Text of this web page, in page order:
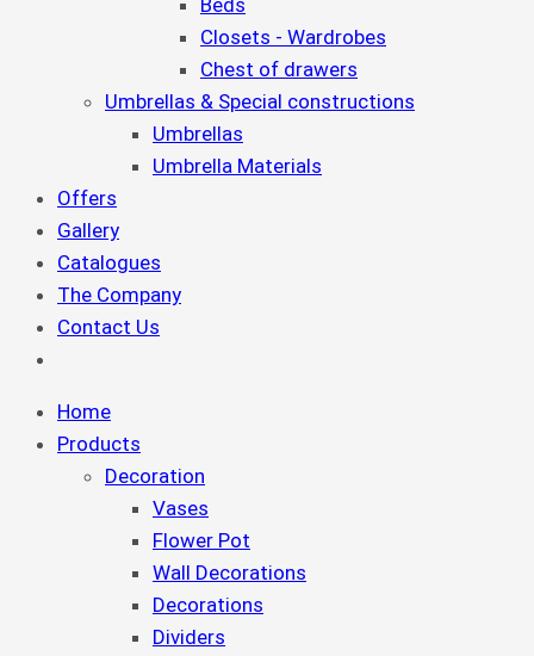
Beds
Closets - Wardrobes
Chest of drawers
Umbrellas & Special constructions
Umbrellas
Umbrella Materials
Offers
Gallery
Catalogues
The Company
Contact Us
Home
Products
Decoration
Vases
Flower Pot
Wall Decorations
Decorations
Dividers